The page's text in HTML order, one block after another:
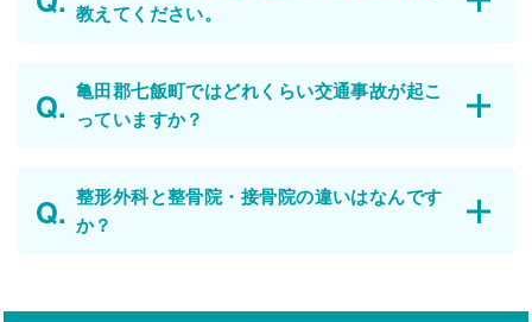
教えてください。
亀田郡七飯町ではどれくらい交通事故が起こ
っていますか？
整形外科と整骨院・接骨院の違いはなんです
か？